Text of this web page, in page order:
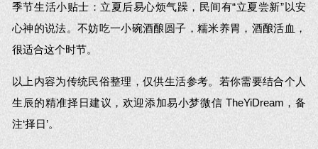
季节生活小贴士：立夏后易心烦气躁，民间有“立夏尝新”以安
心神的说法。不妨吃一小碗酒酿圆子，糯米养胃，酒酿活血，
很适合这个时节。
以上内容为传统民俗整理，仅供生活参考。若你需要结合个人
生辰的精准择日建议，欢迎添加易小梦微信 TheYiDream，备
注‘择日’。